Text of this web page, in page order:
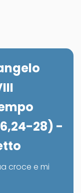
28) -
croce e mi